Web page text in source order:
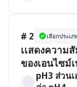
# 2 เลือกประเภ
เเสดงความ
ของเอนไซม์
pH3 ส่วน